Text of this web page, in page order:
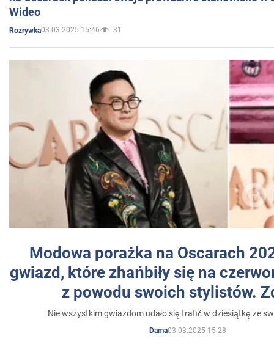
Wideo
Rozrywka03.03.2025 15:46 31
Modowa porażka na Oscarach
gwiazd, które zhańbiły się na
z powodu swoich stylistów.
Nie wszystkim gwiazdom udało się trafić w dziesiątkę ze
Dama03.03.2025 15:28